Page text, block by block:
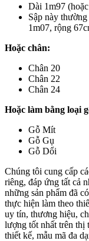
Dài 1m97
Sập này
1m07, rộng
Hoặc chân:
Chân 20
Chân 22
Chân 24
Hoặc làm bằng loại
Gỗ Mít
Gỗ Gụ
Gỗ Dổi
Chúng tôi cung cấp
riêng, đáp ứng tất cả
những sản phẩm đã
thực hiện làm theo
uy tín, thương hiệu,
lượng tốt nhất trên
thiết kế, mẫu mã đa